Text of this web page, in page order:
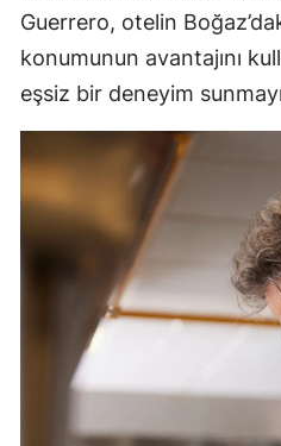
Guerrero, otelin
konumunun avantajını
eşsiz bir deneyim